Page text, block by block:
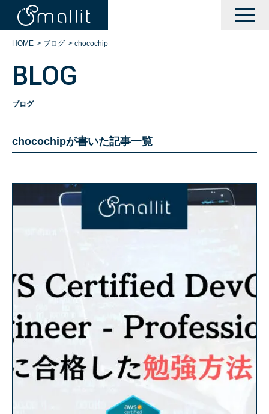
KAIZENサポート
技術ブログ
クラウド軍師(DX情報)
HOME > ブログ > chocochip
BLOG
ブログ
chocochipが書いた記事一覧